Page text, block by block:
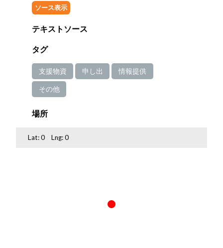
ソース表示
テキストソース
タグ
支援物資 申し出 情報提供
その他
場所
Lat:0 Lng:0